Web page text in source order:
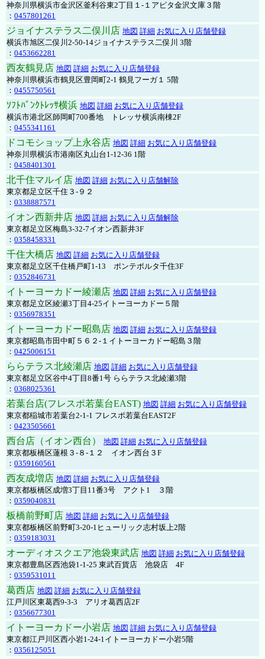
神奈川県横浜市金沢区釜利谷東2丁目１-１アピタ金沢文庫３階
： 0457801261
ジョイナステラス二俣川店 地図 詳細 お気に入り店舗登録
横浜市旭区二俣川2-50-14ジョイナステラス二俣川 3階
： 0453662281
西友鶴見店 地図 詳細 お気に入り店舗登録
神奈川県横浜市鶴見区豊岡町2-1 鶴見フーガ１ 5階
： 0455750561
ｿﾌﾄﾊﾞﾝｸﾄﾚｯｻ横浜 地図 詳細 お気に入り店舗登録
横浜市港北区師岡町700番地 トレッサ横浜南棟2F
： 0455341161
ドコモショップ上永谷店 地図 詳細 お気に入り店舗登録
神奈川県横浜市港南区丸山台1-12-36 1階
： 0458401301
北千住マルイ店 地図 詳細 お気に入り店舗解除
東京都足立区千住３-９２
： 0338887571
イオン西新井店 地図 詳細 お気に入り店舗解除
東京都足立区梅島3-32-7イオン西新井3F
： 0358458331
千住大橋店 地図 詳細 お気に入り店舗登録
東京都足立区千住橋戸町1-13 ポンテポルタ千住3F
： 0352846731
イトーヨーカドー綾瀬店 地図 詳細 お気に入り店舗登録
東京都足立区綾瀬3丁目4-25イトーヨーカドー５階
： 0356978351
イトーヨーカドー昭島店 地図 詳細 お気に入り店舗登録
東京都昭島市田中町５６２-１イトーヨーカドー昭島３階
： 0425006151
ららテラス北綾瀬店 地図 詳細 お気に入り店舗登録
東京都足立区谷中4丁目8番1号 ららテラス北綾瀬3階
： 0368025361
若葉台店(フレスポ若葉台EAST) 地図 詳細 お気に入り店舗登録
東京都稲城市若葉台2-1-1 フレスポ若葉台EAST2F
： 0423505661
西台店（イオン西台） 地図 詳細 お気に入り店舗登録
東京都板橋区蓮根３-８-１２ イオン西台３F
： 0359160561
西友成増店 地図 詳細 お気に入り店舗登録
東京都板橋区成増3丁目11番3号 アクト1 ３階
： 0359040831
板橋前野町店 地図 詳細 お気に入り店舗登録
東京都板橋区前野町3-20-1ヒューリック志村坂上2階
： 0359183031
オーディオスクエア池袋東武店 地図 詳細 お気に入り店舗登録
東京都豊島区西池袋1-1-25 東武百貨店 池袋店 4F
： 0359531011
葛西店 地図 詳細 お気に入り店舗登録
江戸川区東葛西9-3-3 アリオ葛西店2F
： 0356677301
イトーヨーカドー小岩店 地図 詳細 お気に入り店舗登録
東京都江戸川区西小岩1-24-1イトーヨーカドー小岩5階
： 0356125051